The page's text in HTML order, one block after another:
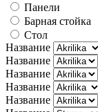
Панели
Барная стойка
Стол
Название
Название
Название
Название
Название